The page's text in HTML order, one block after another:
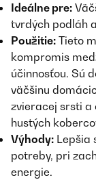
Ideálne pre:
tvrdých podláh
Použitie: Tieto
kompromis
účinnosťou. Sú
väčšinu
zvieracej srsti a
hustých
Výhody: Lepšia
potreby, pri
energie.